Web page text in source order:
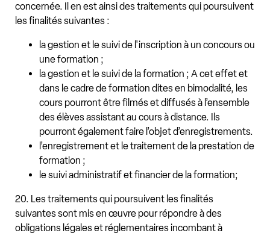
concernée. Il en est ainsi des traitements qui poursuivent
les finalités suivantes :
la gestion et le suivi de l'inscription à un concours ou
une formation ;
la gestion et le suivi de la formation ; A cet effet et
dans le cadre de formation dites en bimodalité, les
cours pourront être filmés et diffusés à l’ensemble
des élèves assistant au cours à distance. Ils
pourront également faire l’objet d’enregistrements.
l’enregistrement et le traitement de la prestation de
formation ;
le suivi administratif et financier de la formation;
20. Les traitements qui poursuivent les finalités
suivantes sont mis en œuvre pour répondre à des
obligations légales et réglementaires incombant à